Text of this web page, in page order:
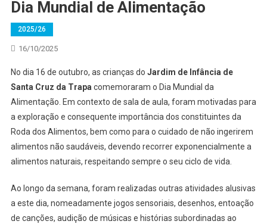
Dia Mundial de Alimentação
2025/26
16/10/2025
No dia 16 de outubro, as crianças do Jardim de Infância de
Santa Cruz da Trapacomemoraram o Dia Mundial da
Alimentação. Em contexto de sala de aula, foram motivadas para
a exploração e consequente importância dos constituintes da
Roda dos Alimentos, bem como para o cuidado de não ingerirem
alimentos não saudáveis, devendo recorrer exponencialmente a
alimentos naturais, respeitando sempre o seu ciclo de vida.
Ao longo da semana, foram realizadas outras atividades alusivas
a este dia, nomeadamente jogos sensoriais, desenhos, entoação
de canções, audição de músicas e histórias subordinadas ao